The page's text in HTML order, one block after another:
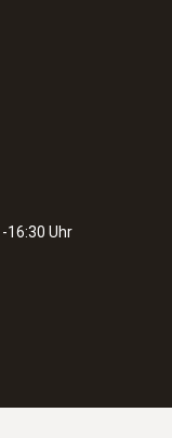
16:30 Uhr